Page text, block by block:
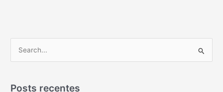
q
Posts recentes